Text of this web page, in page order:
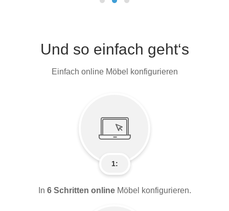
Und so einfach geht‘s
Einfach online Möbel konfigurieren
1:
In 6 Schritten online Möbel konfigurieren.